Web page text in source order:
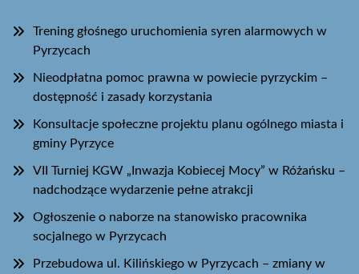
Trening głośnego uruchomienia syren alarmowych w
Pyrzycach
Nieodpłatna pomoc prawna w powiecie pyrzyckim –
dostępność i zasady korzystania
Konsultacje społeczne projektu planu ogólnego miasta i
gminy Pyrzyce
VII Turniej KGW „Inwazja Kobiecej Mocy” w Różańsku –
nadchodzące wydarzenie pełne atrakcji
Ogłoszenie o naborze na stanowisko pracownika
socjalnego w Pyrzycach
Przebudowa ul. Kilińskiego w Pyrzycach – zmiany w